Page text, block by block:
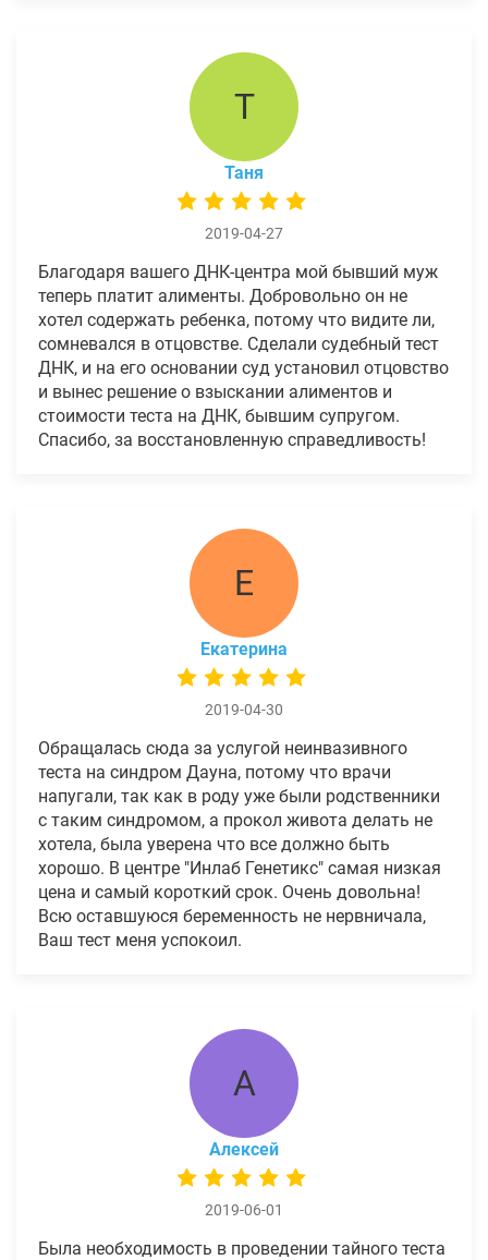
Т
Таня
2019-04-27
Благодаря вашего ДНК-центра мой бывший муж
теперь платит алименты. Добровольно он не
хотел содержать ребенка, потому что видите ли,
сомневался в отцовстве. Сделали судебный тест
ДНК, и на его основании суд установил отцовство
и вынес решение о взыскании алиментов и
стоимости теста на ДНК, бывшим супругом.
Спасибо, за восстановленную справедливость!
Е
Екатерина
2019-04-30
Обращалась сюда за услугой неинвазивного
теста на синдром Дауна, потому что врачи
напугали, так как в роду уже были родственники
с таким синдромом, а прокол живота делать не
хотела, была уверена что все должно быть
хорошо. В центре "Инлаб Генетикс" самая низкая
цена и самый короткий срок. Очень довольна!
Всю оставшуюся беременность не нервничала,
Ваш тест меня успокоил.
А
Алексей
2019-06-01
Была необходимость в проведении тайного теста